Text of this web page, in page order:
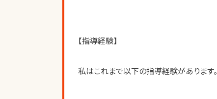
【指導経験】
私はこれまで以下の指導経験があります。